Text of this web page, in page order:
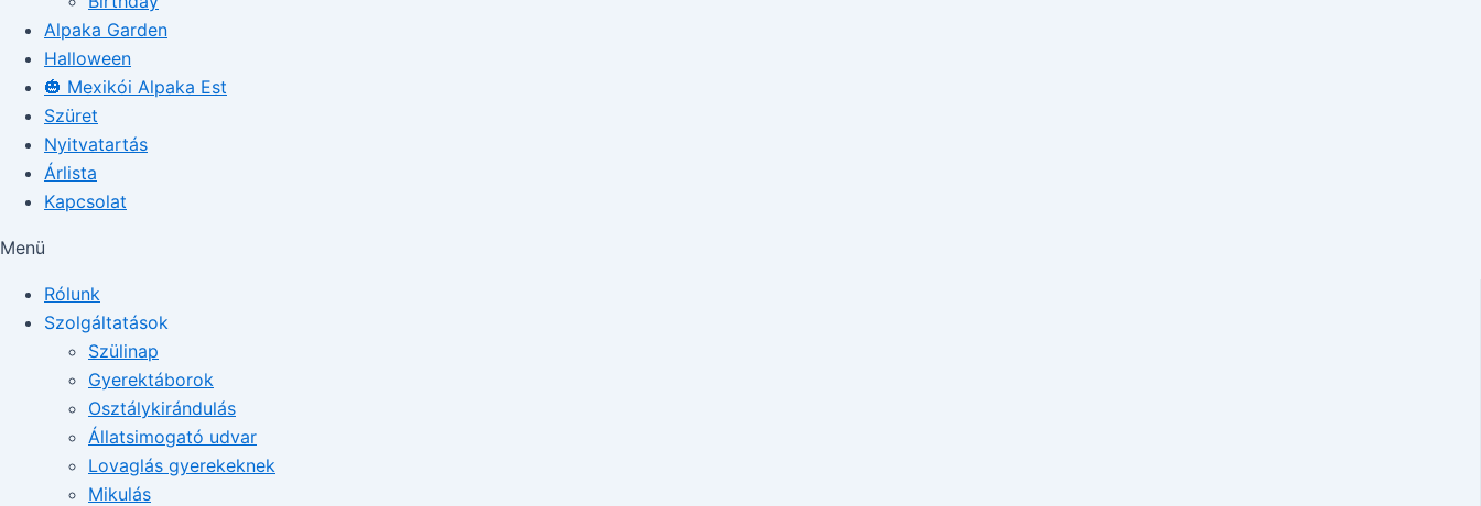
Alpaka Garden
Halloween
🎃 Mexikói Alpaka Est
Szüret
Nyitvatartás
Árlista
Kapcsolat
Menü
Rólunk
Szolgáltatások
Szülinap
Gyerektáborok
Osztálykirándulás
Állatsimogató udvar
Lovaglás gyerekeknek
Mikulás